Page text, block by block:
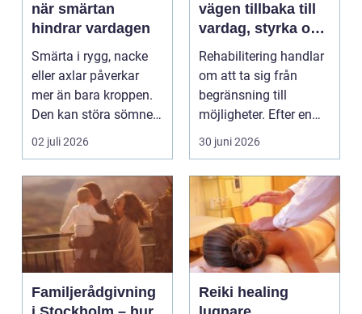
när smärtan
hindrar vardagen
Smärta i rygg, nacke
eller axlar påverkar
mer än bara kroppen.
Den kan störa sömnen,
göra det svårt ...
02 juli 2026
vägen tillbaka till
vardag, styrka och
balans
Rehabilitering handlar
om att ta sig från
begränsning till
möjligheter. Efter en
skada, sjukdom elle...
30 juni 2026
Familjerådgivning
Reiki healing